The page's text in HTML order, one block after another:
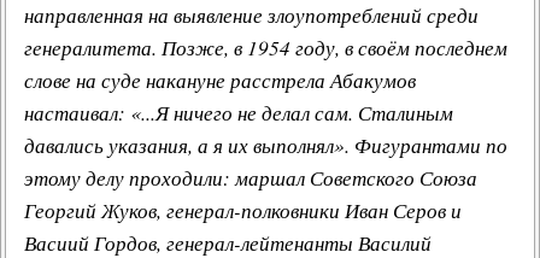
направленная на выявление злоупотреблений среди
генералитета. Позже, в 1954 году, в своём последнем
слове на суде накануне расстрела Абакумов
настаивал: «...Я ничего не делал сам. Сталиным
давались указания, а я их выполнял». Фигурантами по
этому делу проходили: маршал Советского Союза
Георгий Жуков, генерал-полковники Иван Серов и
Васиий Гордов, генерал-лейтенанты Василий